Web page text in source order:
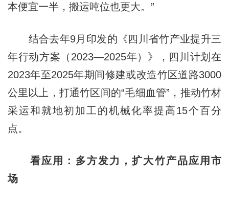
本便宜一半，搬运吨位也更大。”
结合去年9月印发的《四川省竹产业提升三
年行动方案（2023—2025年）》，四川计划在
2023年至2025年期间修建或改造竹区道路3000
公里以上，打通竹区间的“毛细血管”，推动竹材
采运和就地初加工的机械化率提高15个百分
点。
看应用：多方发力，扩大竹产品应用市
场